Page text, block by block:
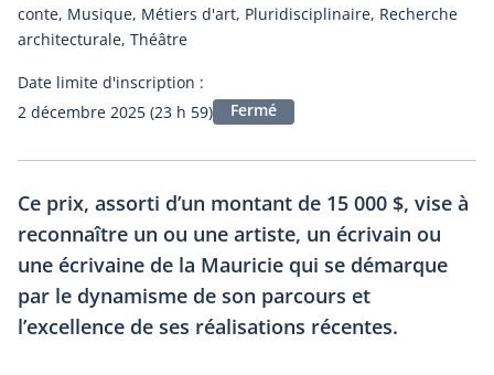
conte, Musique, Métiers d'art, Pluridisciplinaire, Recherche
architecturale, Théâtre
Date limite d'inscription :
2 décembre 2025 (23 h 59)
Fermé
Ce prix, assorti d’un montant de 15 000 $, vise à
reconnaître un ou une artiste, un écrivain ou
une écrivaine de la Mauricie qui se démarque
par le dynamisme de son parcours et
l’excellence de ses réalisations récentes.